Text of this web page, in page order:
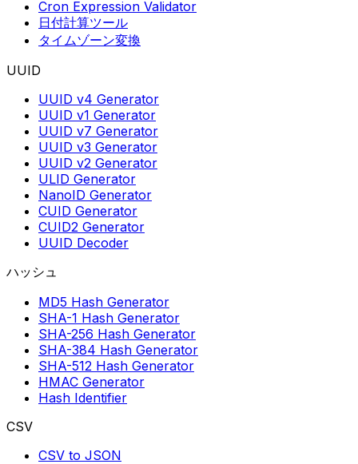
Cron Expression Validator
日付計算ツール
タイムゾーン変換
UUID
UUID v4 Generator
UUID v1 Generator
UUID v7 Generator
UUID v3 Generator
UUID v2 Generator
ULID Generator
NanoID Generator
CUID Generator
CUID2 Generator
UUID Decoder
ハッシュ
MD5 Hash Generator
SHA-1 Hash Generator
SHA-256 Hash Generator
SHA-384 Hash Generator
SHA-512 Hash Generator
HMAC Generator
Hash Identifier
CSV
CSV to JSON